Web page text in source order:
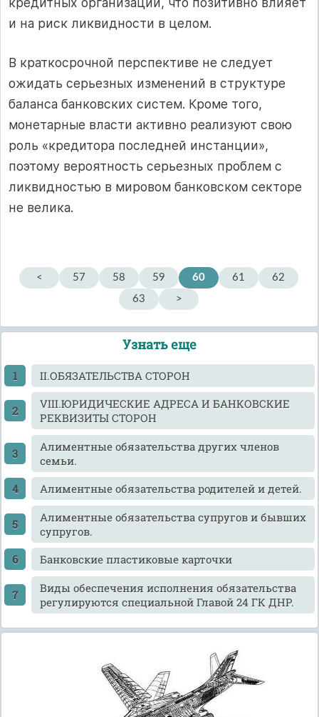
и на риск ликвидности в целом.
В краткосрочной перспективе не следует
ожидать серьезных изменений в структуре
баланса банковских систем. Кроме того,
монетарные власти активно реализуют свою
роль «кредитора последней инстанции»,
поэтому вероятность серьезных проблем с
ликвидностью в мировом банковском секторе
не велика.
< 57 58 59 60 61
62
63
>
Узнать еще
II.ОБЯЗАТЕЛЬСТВА СТОРОН
VIII.ЮРИДИЧЕСКИЕ АДРЕСА И БАНКОВСКИЕ
РЕКВИЗИТЫ СТОРОН
Алиментные обязательства других членов
семьи.
Алиментные обязательства родителей и детей.
Алиментные обязательства супругов и бывших
супругов.
Банковские пластиковые карточки
Виды обеспечения исполнения обязательства
регулируются специальной Главой 24 ГК ДНР.